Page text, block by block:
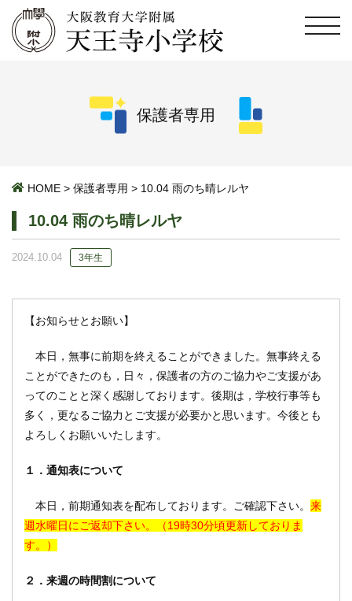
保護者専用
HOME > 保護者専用 > 10.04 雨のち晴レルヤ
10.04 雨のち晴レルヤ
2024.10.04 3年生
【お知らせとお願い】
本日，無事に前期を終えることができました。無事終える
ことができたのも，日々，保護者の方のご協力やご支援があ
ってのことと深く感謝しております。後期は，学校行事等も
多く，更なるご協力とご支援が必要かと思います。今後とも
よろしくお願いいたします。
１．通知表について
本日，前期通知表を配布しております。ご確認下さい。 来
週水曜日にご返却下さい。（19時30分頃更新しておりま
す。）
２．来週の時間割について